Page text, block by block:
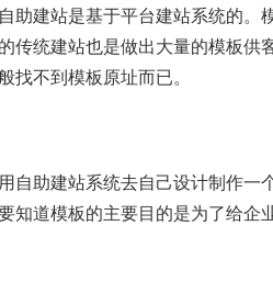
助建站是基于平台建站系统的
传统建站也是做出大量的模板供
找不到模板原址而已。
自助建站系统去自己设计制作一
知道模板的主要目的是为了给企